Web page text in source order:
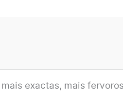
exactas, mais